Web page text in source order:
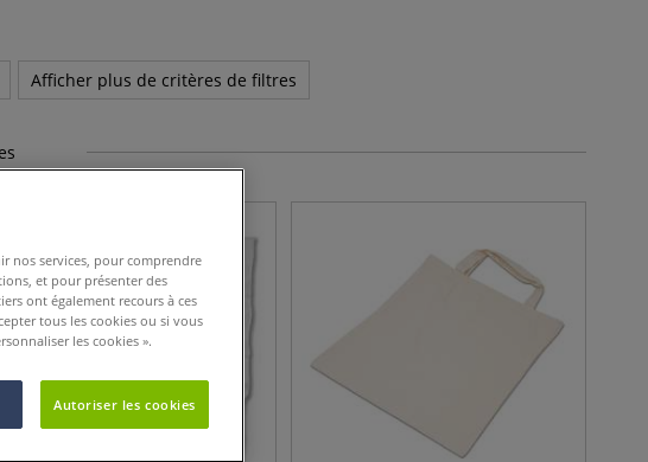
Afficher plus de critères de filtres
nos services, pour comprendre
et pour présenter des
ont également recours à ces
tous les cookies ou si vous
les cookies ».
Autoriser les cookies